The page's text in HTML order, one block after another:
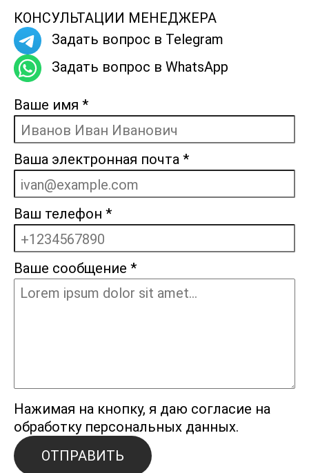
КОНСУЛЬТАЦИИ МЕНЕДЖЕРА
Задать вопрос в Telegram
Задать вопрос в WhatsApp
Ваше имя *
Ваша электронная почта *
Ваш телефон *
Ваше сообщение *
Нажимая на кнопку, я даю согласие на
обработку персональных данных.
ОТПРАВИТЬ